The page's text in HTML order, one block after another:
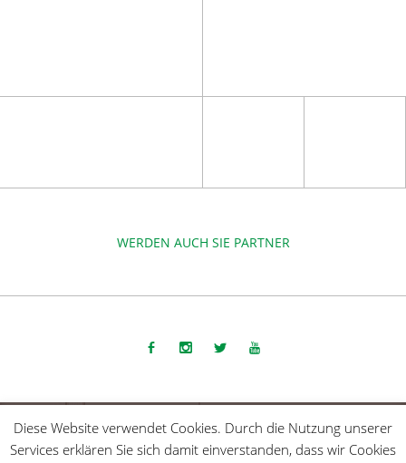
WERDEN AUCH SIE PARTNER
COPYRIGHT 2015-2025 | DIE SPORTMACHER GMBH |
Diese Website verwendet Cookies. Durch die Nutzung unserer
Services erklären Sie sich damit einverstanden, dass wir Cookies